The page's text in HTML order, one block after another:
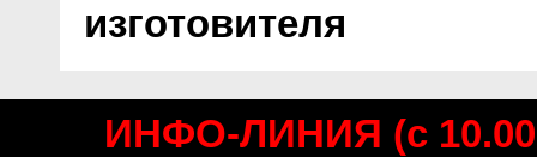
изготовителя
ИНФО-ЛИНИЯ (с